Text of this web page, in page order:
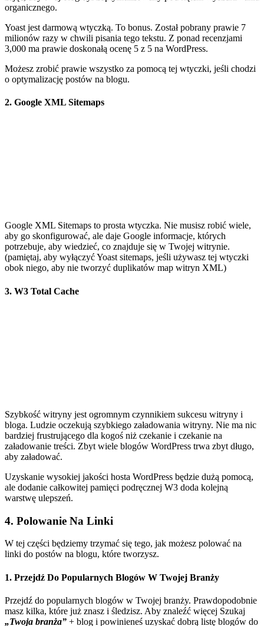
organicznego.
Yoast jest darmową wtyczką. To bonus. Został pobrany prawie 7
milionów razy w chwili pisania tego tekstu. Z ponad recenzjami
3,000 ma prawie doskonałą ocenę 5 z 5 na WordPress.
Możesz zrobić prawie wszystko za pomocą tej wtyczki, jeśli chodzi
o optymalizację postów na blogu.
2. Google XML Sitemaps
Google XML Sitemaps to prosta wtyczka. Nie musisz robić wiele,
aby go skonfigurować, ale daje Google informacje, których
potrzebuje, aby wiedzieć, co znajduje się w Twojej witrynie.
(pamiętaj, aby wyłączyć Yoast sitemaps, jeśli używasz tej wtyczki
obok niego, aby nie tworzyć duplikatów map witryn XML)
3. W3 Total Cache
Szybkość witryny jest ogromnym czynnikiem sukcesu witryny i
bloga. Ludzie oczekują szybkiego załadowania witryny. Nie ma nic
bardziej frustrującego dla kogoś niż czekanie i czekanie na
załadowanie treści. Zbyt wiele blogów WordPress trwa zbyt długo,
aby załadować.
Uzyskanie wysokiej jakości hosta WordPress będzie dużą pomocą,
ale dodanie całkowitej pamięci podręcznej W3 doda kolejną
warstwę ulepszeń.
4. Polowanie Na Linki
W tej części będziemy trzymać się tego, jak możesz polować na
linki do postów na blogu, które tworzysz.
1. Przejdź Do Popularnych Blogów W Twojej Branży
Przejdź do popularnych blogów w Twojej branży. Prawdopodobnie
masz kilka, które już znasz i śledzisz. Aby znaleźć więcej Szukaj
„Twoja branża” + blog i powinieneś uzyskać dobrą listę blogów do